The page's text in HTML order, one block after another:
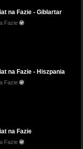
na Fazie - Giblartar
Fazie
na Fazie - Hiszpania
Fazie
na Fazie
Fazie